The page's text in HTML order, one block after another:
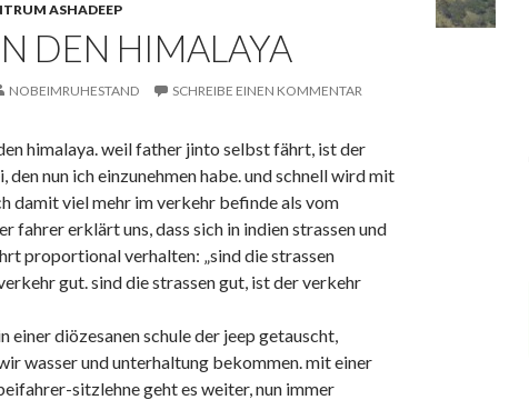
ASHADEEP
DEN HIMALAYA
NOBEIMRUHESTAND SCHREIBE EINEN KOMMENTAR
himalaya. weil father jinto selbst fährt, ist der
nun ich einzunehmen habe. und schnell wird mit
damit viel mehr im verkehr befinde als vom
fahrer erklärt uns, dass sich in indien strassen und
proportional verhalten: „sind die strassen
gut. sind die strassen gut, ist der verkehr
einer diözesanen schule der jeep getauscht,
wasser und unterhaltung bekommen. mit einer
sitzlehne geht es weiter, nun immer